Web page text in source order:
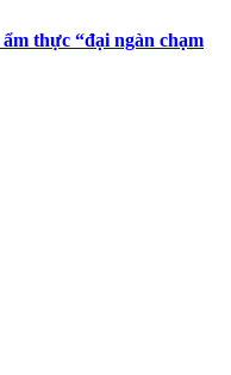
thực “đại ngàn chạm